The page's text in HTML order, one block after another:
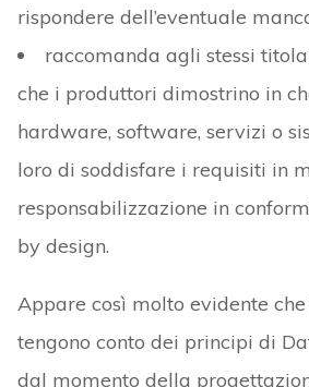
rispondere dell’eventuale
raccomanda agli stessi
che i produttori dimostrino in
hardware, software, servizi o
loro di soddisfare i requisiti in
responsabilizzazione in
by design.
Appare così molto evidente
tengono conto dei principi di
dal momento della